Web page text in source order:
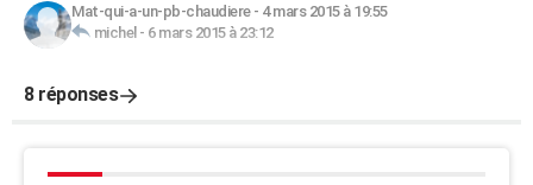
Mat-qui-a-un-pb-chaudiere- 4 mars 2015 à 19:55
michel - 6 mars 2015 à 23:12
8 réponses